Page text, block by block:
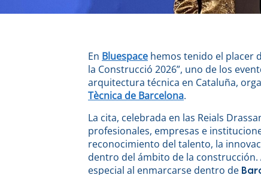
En Bluespace hemos tenido el placer
la Construcció 2026”, uno de los
arquitectura técnica en Cataluña,
Tècnica de Barcelona.
La cita, celebrada en las Reials
profesionales, empresas e
reconocimiento del talento, la
dentro del ámbito de la
especial al enmarcarse dentro de